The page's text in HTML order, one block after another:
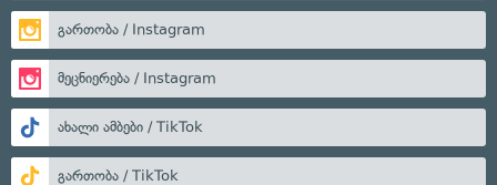
გართობა / Instagram
მეცნიერება / Instagram
ახალი ამბები / TikTok
გართობა / TikTok